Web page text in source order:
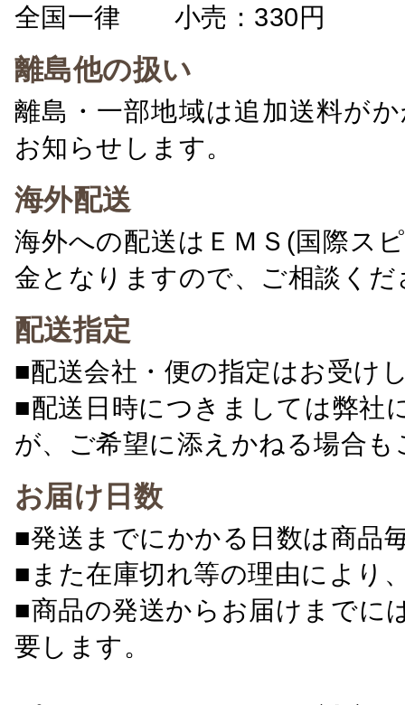
全国一律 小売：330円 卸
離島他の扱い
離島・一部地域は追加送料が
お知らせします。
海外配送
海外への配送はＥＭＳ(国際ス
金となりますので、ご相談くだ
配送指定
■配送会社・便の指定はお受け
■配送日時につきましては弊社
が、ご希望に添えかねる場合
お届け日数
■発送までにかかる日数は商品
■また在庫切れ等の理由により
■商品の発送からお届けまでに
要します。